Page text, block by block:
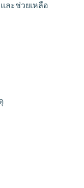
ละช่วยเหลือ